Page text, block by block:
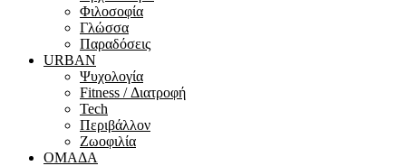
Φιλοσοφία
Γλώσσα
Παραδόσεις
URBAN
Ψυχολογία
Fitness / Διατροφή
Tech
Περιβάλλον
Ζωοφιλία
ΟΜΑΔΑ